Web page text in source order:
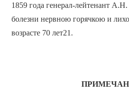
1859 года генерал-лейтенант
болезни нервною горячкою и
возрасте 70 лет21.